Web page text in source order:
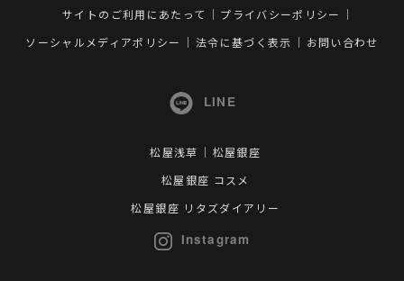
サイトのご利用にあたって
プライバシーポリシー
ソーシャルメディアポリシー
法令に基づく表示 お問い合わせ
LINE
松屋浅草
松屋銀座
松屋銀座 コスメ
松屋銀座 リタズダイアリー
Instagram